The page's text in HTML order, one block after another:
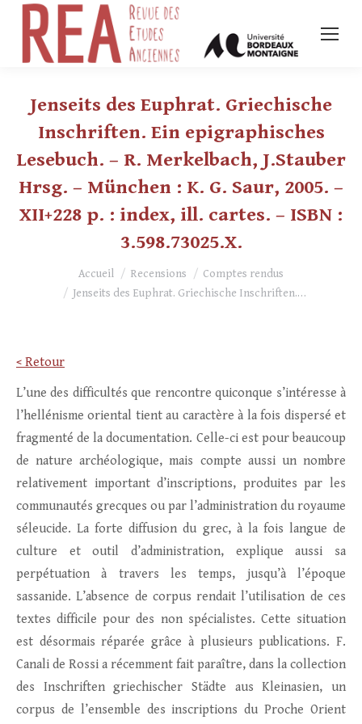
Jenseits des Euphrat. Griechische
Inschriften. Ein epigraphisches
Lesebuch. – R. Merkelbach, J.Stauber
Hrsg. – München : K. G. Saur, 2005. –
XII+228 p. : index, ill. cartes. – ISBN :
3.598.73025.X.
Vous êtes ici :Accueil Recensions
Comptes rendus
Jenseits des Euphrat. Griechische Inschriften.…
< Retour
L’une des difficultés que rencontre quiconque s’intéresse à
l’hellénisme oriental tient au caractère à la fois dispersé et
fragmenté de la documentation. Celle-ci est pour beaucoup
de nature archéologique, mais compte aussi un nombre
relativement important d’inscriptions, produites par les
communautés grecques ou par l’administration du royaume
séleucide. La forte diffusion du grec, à la fois langue de
culture et outil d’administration, explique aussi sa
perpétuation à travers les temps, jusqu’à l’époque
sassanide. L’absence de corpus rendait l’utilisation de ces
textes difficile pour des non spécialistes. Cette situation
est désormais réparée grâce à plusieurs publications. F.
Canali de Rossi a récemment fait paraître, dans la collection
des Inschriften griechischer Städte aus Kleinasien, un
corpus de l’ensemble des inscriptions du Proche Orient